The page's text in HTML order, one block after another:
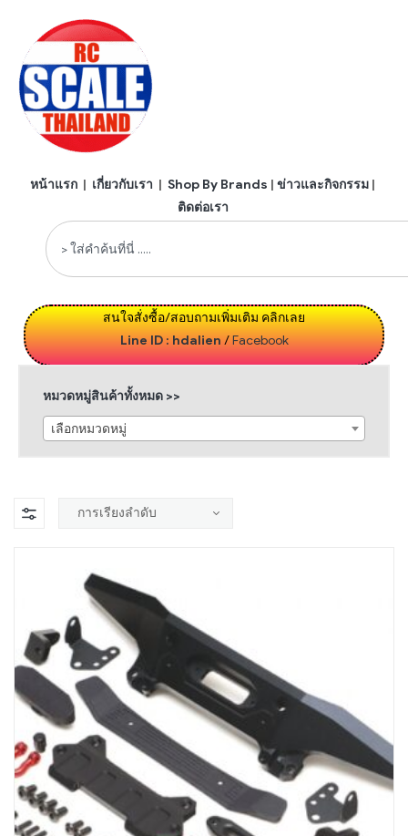
หน้าแรก | เกี่ยวกับเรา | Shop By Brands | ข่าวและกิจกรรม |
ติดต่อเรา
สนใจสั่งซื้อ/สอบถามเพิ่มเติม คลิกเลย
Line ID : hdalien/Facebook
หมวดหมู่สินค้าทั้งหมด >>
เลือกหมวดหมู่